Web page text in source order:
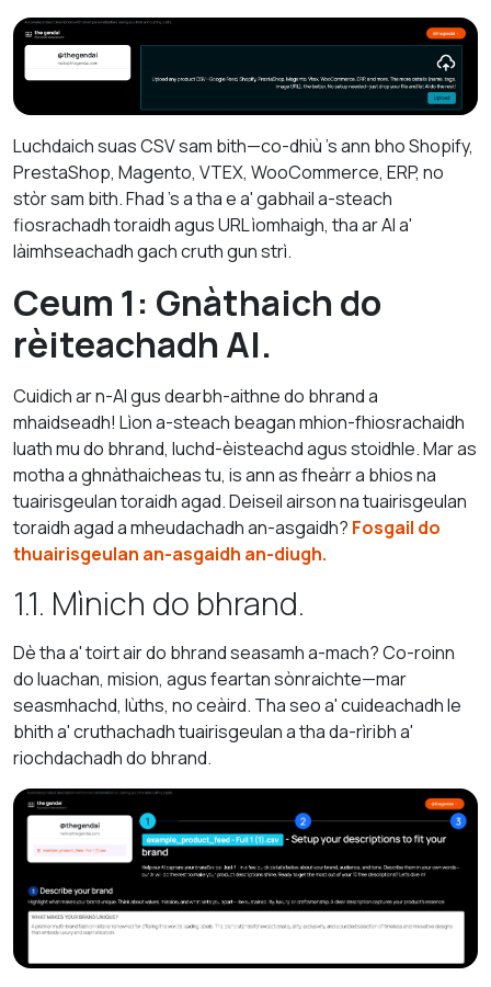
Luchdaich suas CSV sam bith—co-dhiù 's ann bho Shopify,
PrestaShop, Magento, VTEX, WooCommerce, ERP, no
stòr sam bith. Fhad 's a tha e a' gabhail a-steach
fiosrachadh toraidh agus URL ìomhaigh, tha ar AI a'
làimhseachadh gach cruth gun strì.
Ceum 1: Gnàthaich do
rèiteachadh AI.
Cuidich ar n-AI gus dearbh-aithne do bhrand a
mhaidseadh! Lìon a-steach beagan mhion-fhiosrachaidh
luath mu do bhrand, luchd-èisteachd agus stoidhle. Mar as
motha a ghnàthaicheas tu, is ann as fheàrr a bhios na
tuairisgeulan toraidh agad. Deiseil airson na tuairisgeulan
toraidh agad a mheudachadh an-asgaidh? Fosgail do
thuairisgeulan an-asgaidh an-diugh.
1.1. Mìnich do bhrand.
Dè tha a' toirt air do bhrand seasamh a-mach? Co-roinn
do luachan, mision, agus feartan sònraichte—mar
seasmhachd, lùths, no ceàird. Tha seo a' cuideachadh le
bhith a' cruthachadh tuairisgeulan a tha da-rìribh a'
riochdachadh do bhrand.